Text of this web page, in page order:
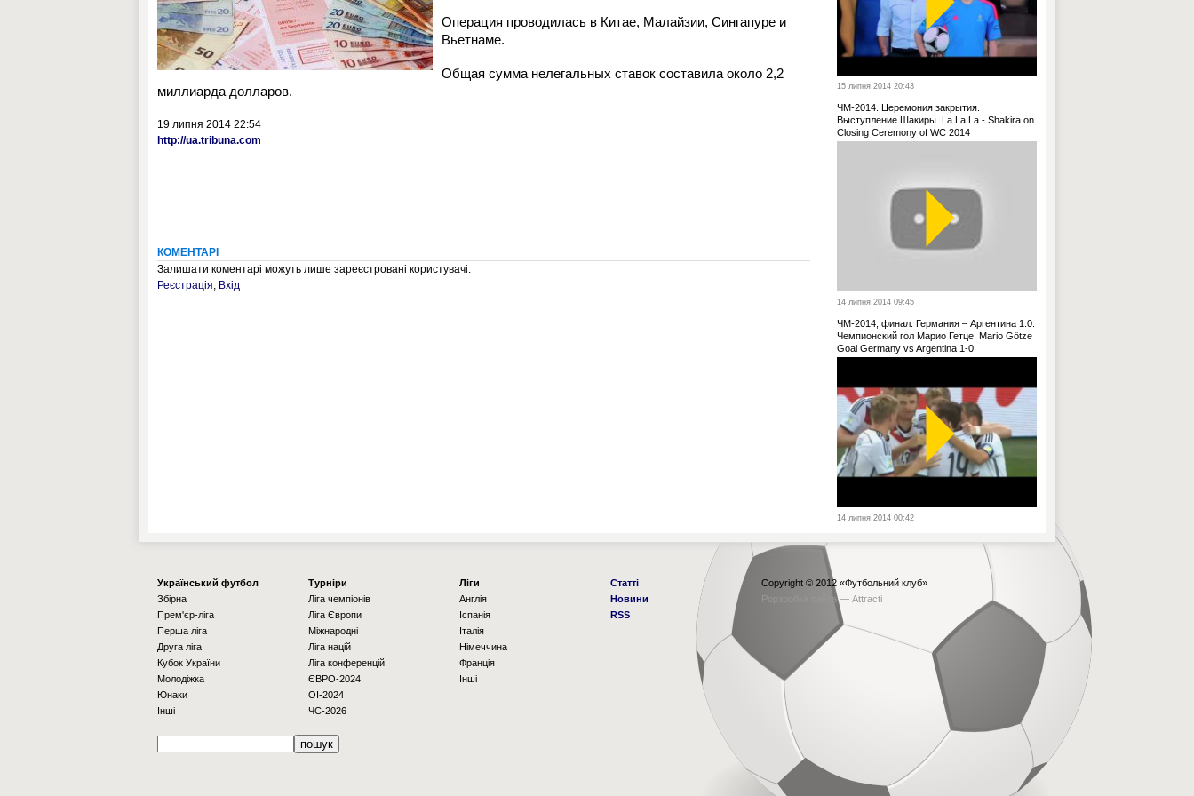
Операция проводилась в Китае, Малайзии, Сингапуре и
Вьетнаме.
Общая сумма нелегальных ставок составила около 2,2
миллиарда долларов.
19 липня 2014 22:54
http://ua.tribuna.com
КОМЕНТАРІ
Залишати коментарі можуть лише зареєстровані користувачі.
Реєстрація, Вхід
15 липня 2014 20:43
ЧМ-2014. Церемония закрытия.
Выступление Шакиры. La La La - Shakira on
Closing Ceremony of WC 2014
14 липня 2014 09:45
ЧМ-2014, финал. Германия – Аргентина 1:0.
Чемпионский гол Марио Гетце. Mario Götze
Goal Germany vs Argentina 1-0
14 липня 2014 00:42
Українcький футбол
Збірна
Прем'єр-ліга
Перша ліга
Друга ліга
Кубок України
Молодіжка
Юнаки
Інші
Турніри
Ліга чемпіонів
Ліга Європи
Міжнародні
Ліга націй
Ліга конференцій
ЄВРО-2024
OI-2024
ЧС-2026
Ліги
Англія
Іспанія
Італія
Німеччина
Франція
Інші
Статті
Новини
RSS
Copyright © 2012 «Футбольний клуб»
Рорзробка сайта — Attracti